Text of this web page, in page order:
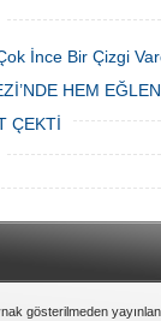
İnce Bir Çizgi
HEM
ÇEKTİ
gösterilmeden